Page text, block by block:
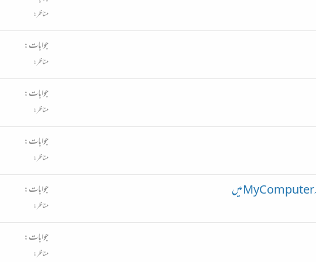
مناظر
جوابات
مناظر
جوابات
مناظر
جوابات
مناظر
جوابات
مناظر
جوابات
مناظر